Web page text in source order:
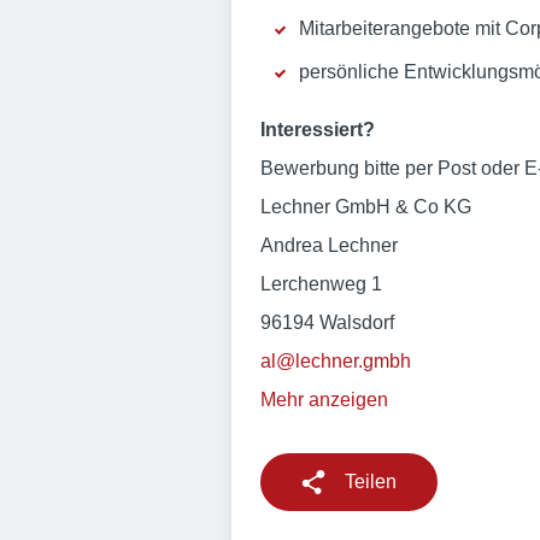
Mitarbeiterangebote mit
persönliche
Interessiert?
Bewerbung bitte per Post oder
Lechner GmbH & Co KG
Andrea Lechner
Lerchenweg 1
96194 Walsdorf
al@lechner.gmbh
Mehr anzeigen
Teilen